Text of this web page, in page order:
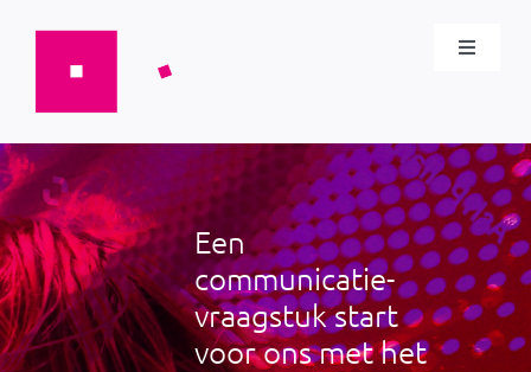
Toggle
wat we doen
Cases
Blog
Team
Een
communicatie­
vraagstuk start
voor ons met het